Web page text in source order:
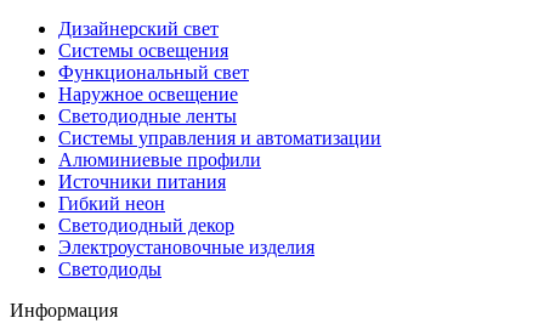
Дизайнерский свет
Системы освещения
Функциональный свет
Наружное освещение
Светодиодные ленты
Системы управления и автоматизации
Алюминиевые профили
Источники питания
Гибкий неон
Светодиодный декор
Электроустановочные изделия
Светодиоды
Информация